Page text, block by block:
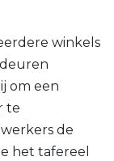
winkels
om een
te
de
het tafereel